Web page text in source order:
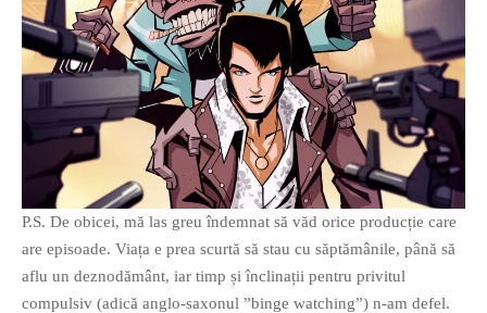
P.S. De obicei, mă las greu îndemnat să văd orice producție care
are episoade. Viața e prea scurtă să stau cu săptămânile, până să
aflu un deznodământ, iar timp și înclinații pentru privitul
compulsiv (adică anglo-saxonul ”binge watching”) n-am defel.